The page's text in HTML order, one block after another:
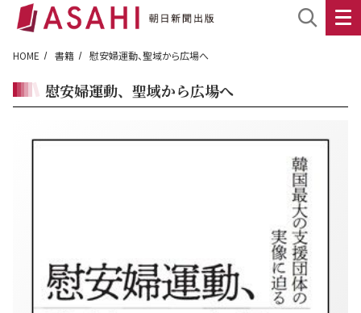
HOME 書籍 慰安婦運動、聖域から広場へ
慰安婦運動、聖域から広場へ